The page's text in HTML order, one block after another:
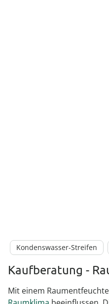
Kondenswasser-Streifen
Kaufberatung -
Mit einem